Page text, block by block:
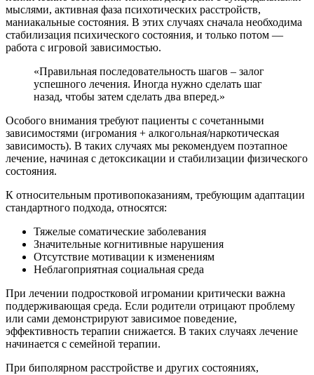
мыслями, активная фаза психотических расстройств,
маниакальные состояния. В этих случаях сначала необходима
стабилизация психического состояния, и только потом —
работа с игровой зависимостью.
«Правильная последовательность шагов – залог
успешного лечения. Иногда нужно сделать шаг
назад, чтобы затем сделать два вперед.»
Особого внимания требуют пациенты с сочетанными
зависимостями (игромания + алкогольная/наркотическая
зависимость). В таких случаях мы рекомендуем поэтапное
лечение, начиная с детоксикации и стабилизации физического
состояния.
К относительным противопоказаниям, требующим адаптации
стандартного подхода, относятся:
Тяжелые соматические заболевания
Значительные когнитивные нарушения
Отсутствие мотивации к изменениям
Неблагоприятная социальная среда
При лечении подростковой игромании критически важна
поддерживающая среда. Если родители отрицают проблему
или сами демонстрируют зависимое поведение,
эффективность терапии снижается. В таких случаях лечение
начинается с семейной терапии.
При биполярном расстройстве и других состояниях,